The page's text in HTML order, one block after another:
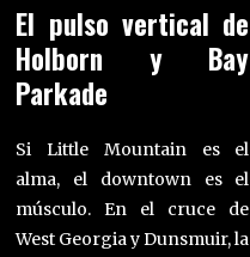
El pulso vertical de
Holborn y Bay
Parkade
Si Little Mountain es el
alma, el downtown es el
músculo. En el cruce de
West Georgia y Dunsmuir, la